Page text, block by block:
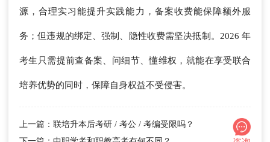
源，合理实习能提升实践能力，备案收费能保障额外服
务；但违规的绑定、强制、隐性收费需坚决抵制。2026 年
考生只需提前查备案、问细节、懂维权，就能在享受联合
培养优势的同时，保障自身权益不受侵害。
上一篇：联培升本后考研 / 考公 / 考编受限吗？